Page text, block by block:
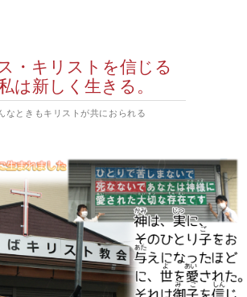
・キリストを信じる
は新しく生きる。
なときもキリストが共におられる